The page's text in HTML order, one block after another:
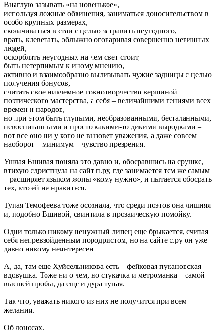
Внаглую зазывать «на новенькое»,
используя ложные обвинения, заниматься доносительством в
особо крупных размерах,
сколачиваться в стаи с целью затравить неугодного,
врать, клеветать, облыжно оговаривая совершенно невинных
людей,
оскорблять неугодных на чем свет стоит,
быть нетерпимым к иному мнению,
активно и взаимообразно вылизывать чужие задницы с целью
получения бонусов,
считать свое никчемное говнотворчество вершиной
поэтического мастерства, а себя – величайшими гениями всех
времен и народов,
но при этом быть глупыми, необразованными, бесталанными,
невоспитанными и просто какими-то дикими выродками –
вот все оно ни у кого не вызовет уважения, а даже совсем
наоборот – минимум – чувство презрения.
Ушлая Вшивая поняла это давно и, обосравшись на срушке,
втихую сдристнула на сайт п.ру, где занимается тем же самым
– расширяет языком жопы «кому нужно», и пытается обосрать
тех, кто ей не нравиться.
Тупая Темофеева тоже осознала, что среди поэтов она лишняя
и, подобно Вшивой, свинтила в прозаическую помойку.
Одни только никому ненужный липец еще брыкается, считая
себя непревзойденным породристом, но на сайте с.ру он уже
давно никому неинтересен.
А, да, там еще Хуйсельникова есть – фейковая пукановская
вдовушка. Тоже ни о чем, но стукачка и метроманка – самой
высшей пробы, да еще и дура тупая.
Так что, уважать никого из них не получится при всем
желании.
Об доносах.